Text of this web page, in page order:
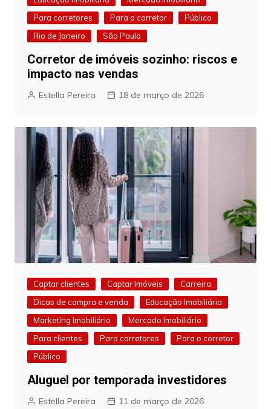
Para corretores
Para o corretor
Público
Rio de Janeiro
São Paulo
Corretor de imóveis sozinho: riscos e
impacto nas vendas
Estella Pereira 18 de março de 2026
Captar clientes Captar Imóveis
Carreira
Dicas de compra e venda
Educação Imobiliária
Marketing Imobiliário
Mercado Imobiliário
Para clientes
Para corretores
Para o corretor
Público
Aluguel por temporada investidores
Estella Pereira 11 de março de 2026